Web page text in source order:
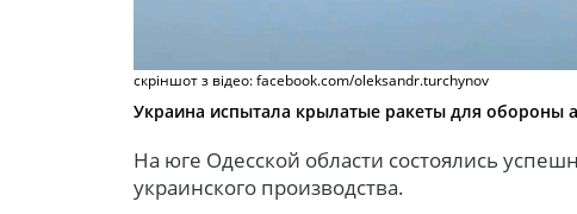
скріншот з відео: facebook.com/oleksandr.turchynov
Украина испытала крылатые ракеты для обороны
На юге Одесской области состоялись
украинского производства.